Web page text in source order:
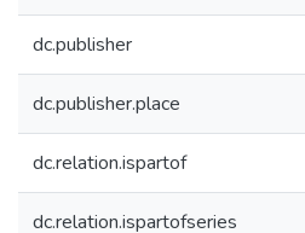
dc.publisher
dc.publisher.place
dc.relation.ispartof
dc.relation.ispartofseries